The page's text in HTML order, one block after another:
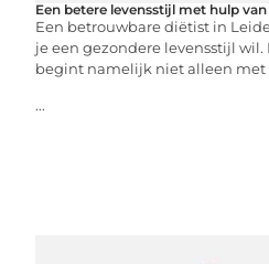
Een betere levensstijl met hulp
Een betrouwbare diëtist in
je een gezondere levensstijl
begint namelijk niet alleen met
...